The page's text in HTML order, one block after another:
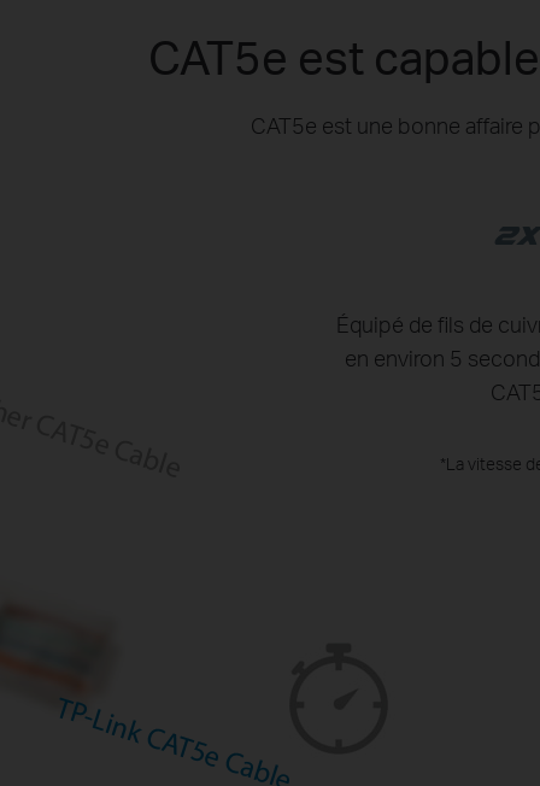
CAT5e est
CAT5e est une bonne affaire
Équipé de fils de
en environ 5
*La vitesse